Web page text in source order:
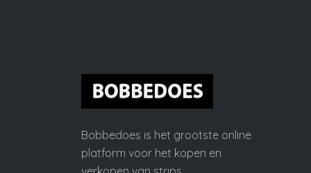
Bobbedoes is het grootste online
platform voor het kopen en